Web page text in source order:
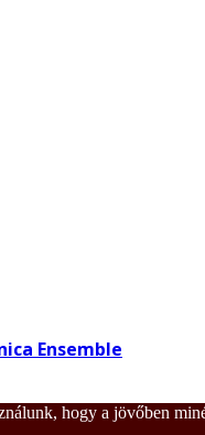
Ensemble
hogy a jövőben